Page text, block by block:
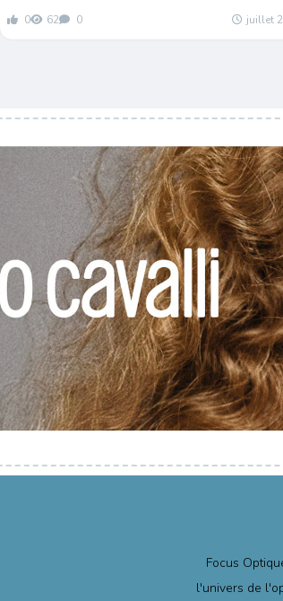
0 62 0 juillet
Focus
l'univers de